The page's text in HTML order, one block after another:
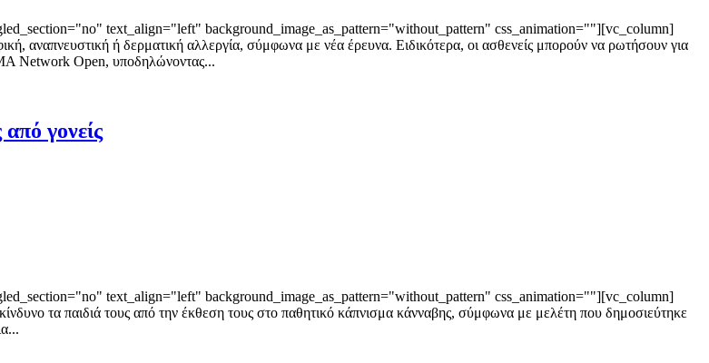
text_align="left" background_image_as_pattern="without_pattern" css_animation=""][vc_column]
αναπνευστική ή δερματική αλλεργία, σύμφωνα με νέα έρευνα. Ειδικότερα, οι ασθενείς μπορούν να ρωτήσουν για
Network Open, υποδηλώνοντας...
γονείς
text_align="left" background_image_as_pattern="without_pattern" css_animation=""][vc_column]
τα παιδιά τους από την έκθεση τους στο παθητικό κάπνισμα κάνναβης, σύμφωνα με μελέτη που δημοσιεύτηκε